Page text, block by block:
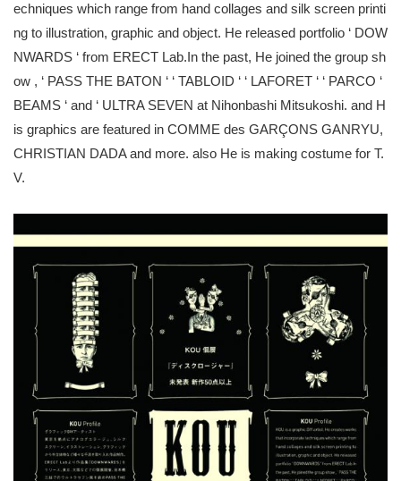
echniques which range from hand collages and silk screen printi
ng to illustration, graphic and object. He released portfolio ‘ DOW
NWARDS ‘ from ERECT Lab.In the past, He joined the group sh
ow , ‘ PASS THE BATON ‘ ‘ TABLOID ‘ ‘ LAFORET ‘ ‘ PARCO ‘
BEAMS ‘ and ‘ ULTRA SEVEN at Nihonbashi Mitsukoshi. and H
is graphics are featured in COMME des GARÇONS GANRYU,
CHRISTIAN DADA and more. also He is making costume for T.
V.